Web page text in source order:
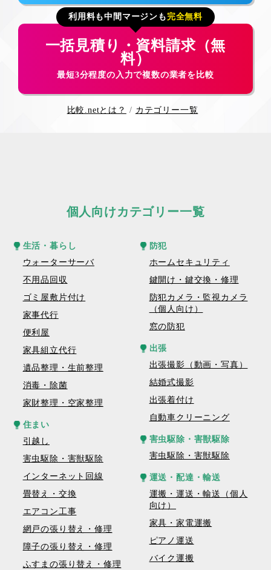
利用料も中間マージンも 完全無料
一括見積り・資料請求（無
料）
最短3分程度の入力で複数の業者を比較
比較.netとは？ カテゴリー一覧
個人向けカテゴリー一覧
生活・暮らし
ウォーターサーバ
不用品回収
ゴミ屋敷片付け
家事代行
便利屋
家具組立代行
遺品整理・生前整理
消毒・除菌
家財整理・空家整理
住まい
引越し
害虫駆除・害獣駆除
インターネット回線
畳替え・交換
エアコン工事
網戸の張り替え・修理
障子の張り替え・修理
ふすまの張り替え・修理
防犯
ホームセキュリティ
鍵開け・鍵交換・修理
防犯カメラ・監視カメラ
（個人向け）
窓の防犯
出張
出張撮影（動画・写真）
結婚式撮影
出張着付け
自動車クリーニング
害虫駆除・害獣駆除
害虫駆除・害獣駆除
運送・配達・輸送
運搬・運送・輸送（個人
向け）
家具・家電運搬
ピアノ運送
バイク運搬